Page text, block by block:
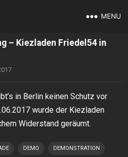
MENU
– Kiezladen Friedel54 in
in Berlin keinen Schutz vor
wurde der Kiezladen
Widerstand geräumt.
DEMO DEMONSTRATION